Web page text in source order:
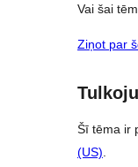
Vai šai
Ziņot par
Šī tēma ir
(US).